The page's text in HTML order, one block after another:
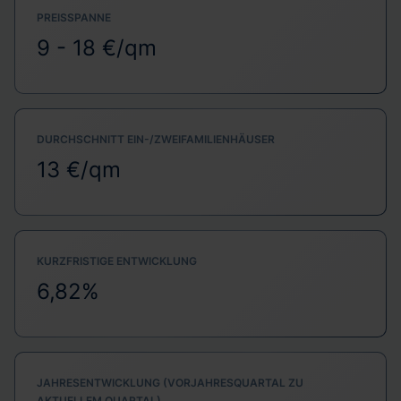
PREISSPANNE
9 - 18 €/qm
DURCHSCHNITT EIN-/ZWEIFAMILIENHÄUSER
13 €/qm
KURZFRISTIGE ENTWICKLUNG
6,82%
JAHRESENTWICKLUNG (VORJAHRESQUARTAL ZU